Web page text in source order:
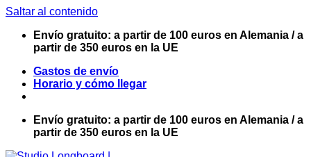
Saltar al contenido
Envío gratuito: a partir de 100 euros en Alemania / a
partir de 350 euros en la UE
Gastos de envío
Horario y cómo llegar
Envío gratuito: a partir de 100 euros en Alemania / a
partir de 350 euros en la UE